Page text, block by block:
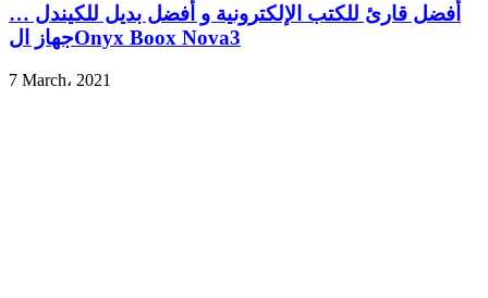
أفضل قارئ للكتب الإلكترونية و أفضل بديل للكيندل …
جهاز الOnyx Boox Nova3
7 March، 2021